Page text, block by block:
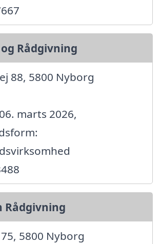
Rådgivning
88, 5800 Nyborg
marts 2026,
Rådgivning
5800 Nyborg